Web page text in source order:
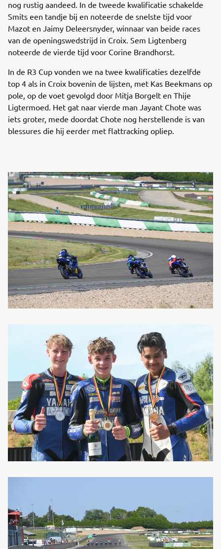
nog rustig aandeed. In de tweede kwalificatie schakelde
Smits een tandje bij en noteerde de snelste tijd voor
Mazot en Jaimy Deleersnyder, winnaar van beide races
van de openingswedstrijd in Croix. Sem Ligtenberg
noteerde de vierde tijd voor Corine Brandhorst.
In de R3 Cup vonden we na twee kwalificaties dezelfde
top 4 als in Croix bovenin de lijsten, met Kas Beekmans op
pole, op de voet gevolgd door Mitja Borgelt en Thije
Ligtermoed. Het gat naar vierde man Jayant Chote was
iets groter, mede doordat Chote nog herstellende is van
blessures die hij eerder met flattracking opliep.